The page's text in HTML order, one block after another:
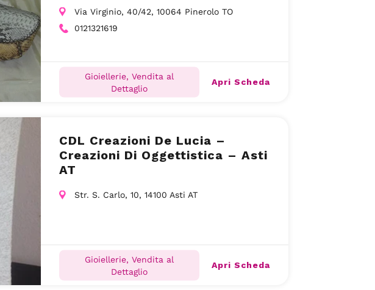
Via Virginio, 40/42, 10064 Pinerolo TO
0121321619
Gioiellerie, Vendita al
Dettaglio
Apri Scheda
CDL Creazioni De Lucia –
Creazioni Di Oggettistica – Asti
AT
Str. S. Carlo, 10, 14100 Asti AT
Gioiellerie, Vendita al
Dettaglio
Apri Scheda